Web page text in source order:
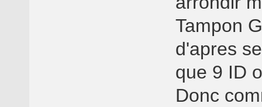
Tampon
d'apres
que 9 ID
Donc